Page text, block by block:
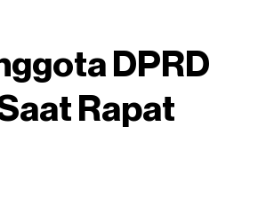
DPRD
Rapat